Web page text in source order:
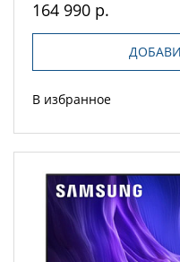
164 990 р.
В избранное